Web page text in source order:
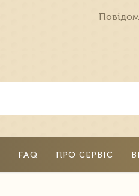
FAQ ПРО СЕРВІС